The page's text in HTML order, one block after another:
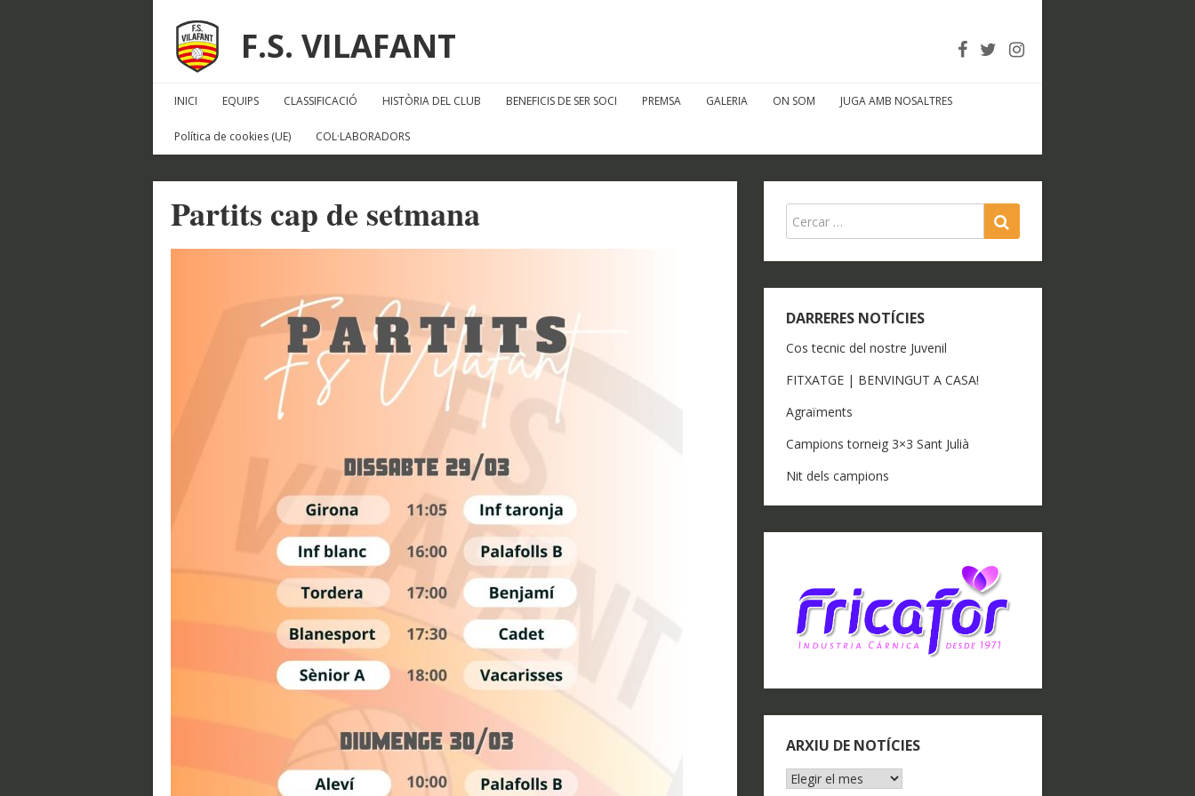
F.S. VILAFANT
INICI EQUIPS CLASSIFICACIÓ HISTÒRIA DEL CLUB BENEFICIS DE SER SOCI PREMSA GALERIA ON SOM JUGA AMB NOSALTRES
Política de cookies (UE) COL·LABORADORS
Partits cap de setmana
DARRERES NOTÍCIES
Cos tecnic del nostre Juvenil
FITXATGE | BENVINGUT A CASA!
Agraïments
Campions torneig 3×3 Sant Julià
Nit dels campions
ARXIU DE NOTÍCIES
ARXIU